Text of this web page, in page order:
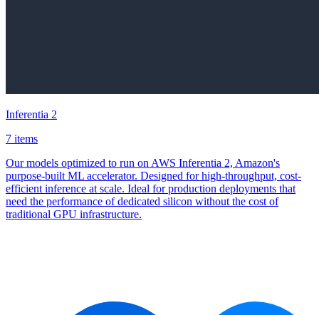
Inferentia 2
7 items
Our models optimized to run on AWS Inferentia 2, Amazon's
purpose-built ML accelerator. Designed for high-throughput, cost-
efficient inference at scale. Ideal for production deployments that
need the performance of dedicated silicon without the cost of
traditional GPU infrastructure.